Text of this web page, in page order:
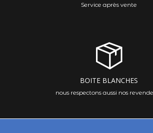
Service après vente
BOITE BLANCHES
nous respectons aussi nos